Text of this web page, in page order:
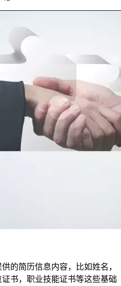
的简历信息内容，比如姓名，
书，职业技能证书等这些基础